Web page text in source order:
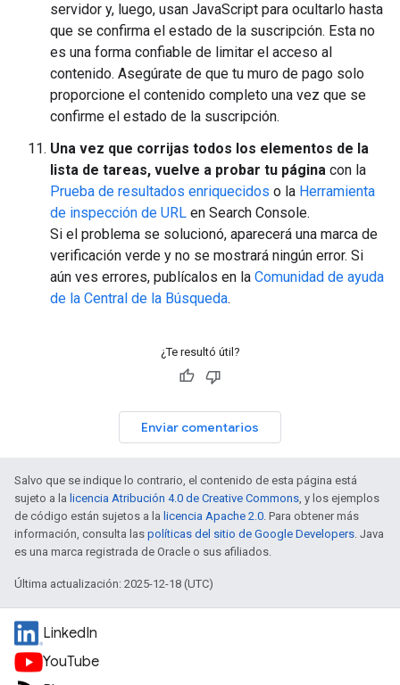
servidor y, luego, usan JavaScript para ocultarlo hasta
que se confirma el estado de la suscripción. Esta no
es una forma confiable de limitar el acceso al
contenido. Asegúrate de que tu muro de pago solo
proporcione el contenido completo una vez que se
confirme el estado de la suscripción.
Una vez que corrijas todos los elementos de la
lista de tareas, vuelve a probar tu página con la
Prueba de resultados enriquecidos o la Herramienta
de inspección de URL en Search Console.
Si el problema se solucionó, aparecerá una marca de
verificación verde y no se mostrará ningún error. Si
aún ves errores, publícalos en la Comunidad de ayuda
de la Central de la Búsqueda.
¿Te resultó útil?
Enviar comentarios
Salvo que se indique lo contrario, el contenido de esta página está
sujeto a la licencia Atribución 4.0 de Creative Commons, y los ejemplos
de código están sujetos a la licencia Apache 2.0. Para obtener más
información, consulta las políticas del sitio de Google Developers. Java
es una marca registrada de Oracle o sus afiliados.
Última actualización: 2025-12-18 (UTC)
LinkedIn
YouTube